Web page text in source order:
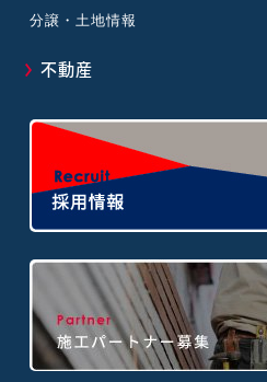
分譲・土地情報
不動産